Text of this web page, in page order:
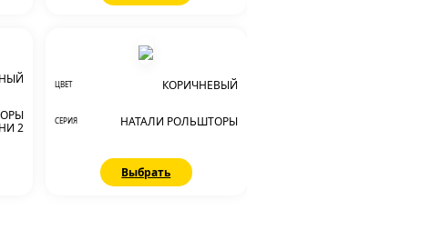
2
ЦВЕТ КОРИЧНЕВЫЙ
СЕРИЯ НАТАЛИ РОЛЬШТОРЫ
Выбрать